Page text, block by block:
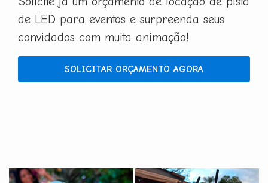
de LED para eventos e surpreenda seus
convidados com muita animação!
SOLICITAR ORÇAMENTO AGORA